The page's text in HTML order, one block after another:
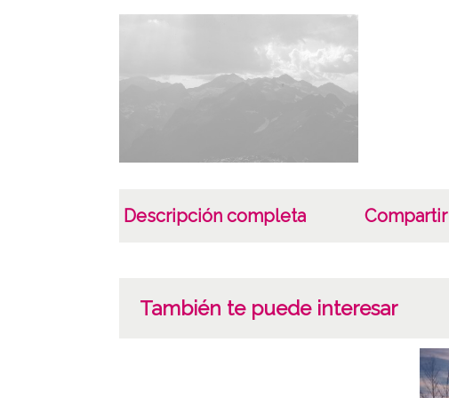
Descripción completa Compartir
También te puede interesar